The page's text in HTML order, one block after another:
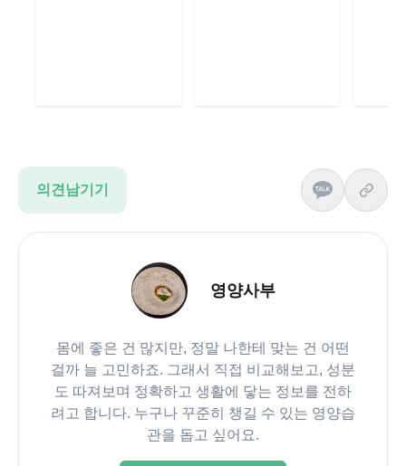
의견남기기
영양사부
몸에 좋은 건 많지만, 정말 나한테 맞는 건 어떤
걸까 늘 고민하죠. 그래서 직접 비교해보고, 성분
도 따져보며 정확하고 생활에 닿는 정보를 전하
려고 합니다. 누구나 꾸준히 챙길 수 있는 영양습
관을 돕고 싶어요.